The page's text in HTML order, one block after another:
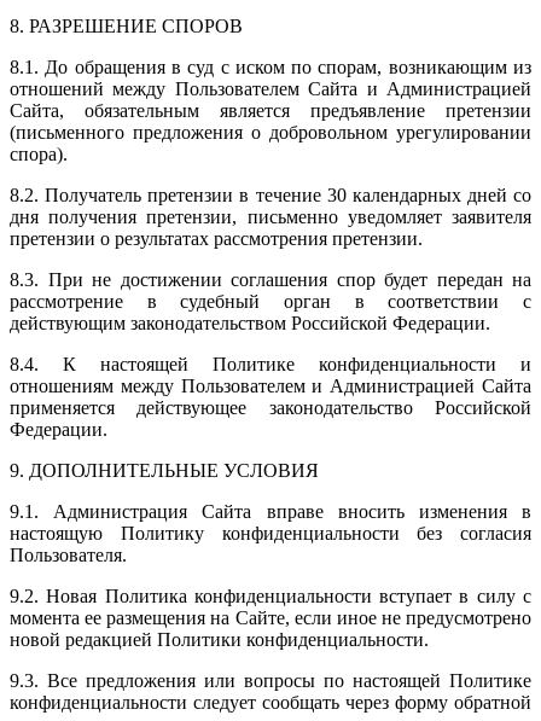
8. РАЗРЕШЕНИЕ СПОРОВ
8.1. До обращения в суд с иском по спорам, возникающим из
отношений между Пользователем Сайта и Администрацией
Сайта, обязательным является предъявление претензии
(письменного предложения о добровольном урегулировании
спора).
8.2. Получатель претензии в течение 30 календарных дней со
дня получения претензии, письменно уведомляет заявителя
претензии о результатах рассмотрения претензии.
8.3. При не достижении соглашения спор будет передан на
рассмотрение в судебный орган в соответствии с
действующим законодательством Российской Федерации.
8.4. К настоящей Политике конфиденциальности и
отношениям между Пользователем и Администрацией Сайта
применяется действующее законодательство Российской
Федерации.
9. ДОПОЛНИТЕЛЬНЫЕ УСЛОВИЯ
9.1. Администрация Сайта вправе вносить изменения в
настоящую Политику конфиденциальности без согласия
Пользователя.
9.2. Новая Политика конфиденциальности вступает в силу с
момента ее размещения на Сайте, если иное не предусмотрено
новой редакцией Политики конфиденциальности.
9.3. Все предложения или вопросы по настоящей Политике
конфиденциальности следует сообщать через форму обратной